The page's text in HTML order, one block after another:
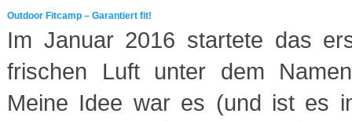
Outdoor Fitcamp – Garantiert fit!
Im Januar 2016 startete das
frischen Luft unter dem
Meine Idee war es (und ist es